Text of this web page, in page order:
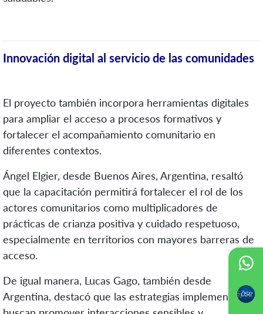
Innovación digital al servicio de las comunidades
El proyecto también incorpora herramientas digitales
para ampliar el acceso a procesos formativos y
fortalecer el acompañamiento comunitario en
diferentes contextos.
Ángel Elgier, desde Buenos Aires, Argentina, resaltó
que la capacitación permitirá fortalecer el rol de los
actores comunitarios como multiplicadores de
prácticas de crianza positiva y cuidado respetuoso,
especialmente en territorios con mayores barreras de
acceso.
De igual manera, Lucas Gago, también desde
Argentina, destacó que las estrategias implementadas